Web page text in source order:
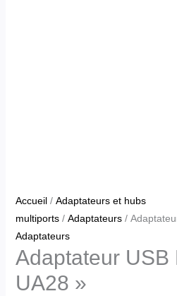
Accueil/ Adaptateurs et hubs
multiports/ Adaptateurs/
Adaptateurs
Adaptateur USB
UA28 »